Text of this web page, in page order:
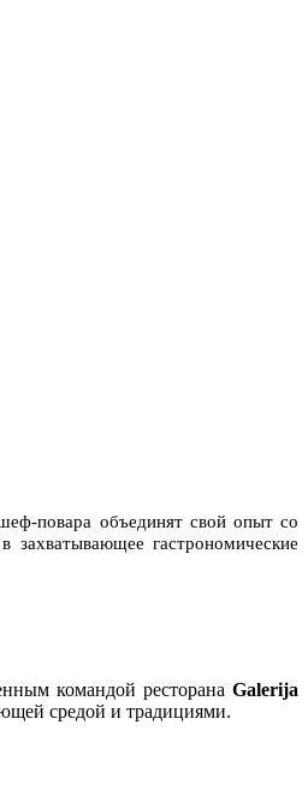
повара объединят свой опыт со
захватывающее гастрономические
командой ресторанаGalerija
средой и традициями.